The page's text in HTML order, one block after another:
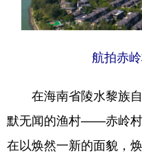
航拍赤
在海南省陵水黎族自
默无闻的渔村——赤岭
在以焕然一新的面貌，